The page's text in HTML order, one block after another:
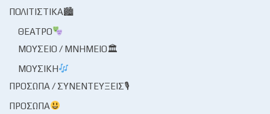
ΠΟΛΙΤΙΣΤΙΚΆ🏙
ΘΈΑΤΡΟ
ΜΟΥΣΕΊΟ / ΜΝΗΜΕΊΟ🏛
ΜΟΥΣΙΚΉ
ΠΡΌΣΩΠΑ / ΣΥΝΕΝΤΕΎΞΕΙΣ🎙
ΠΡΌΣΩΠΑ